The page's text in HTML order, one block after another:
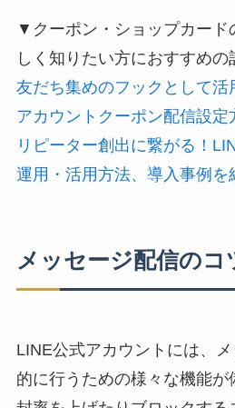
▼クーポン・ショップカード
しく知りたい方におすすめの
友だち集めのフックとして
アカウントクーポン配信設定
リピーター創出に繋がる！
運用・活用方法、導入事例を
メッセージ配信のコ
LINE公式アカウントには、
的に行うための様々な機能が